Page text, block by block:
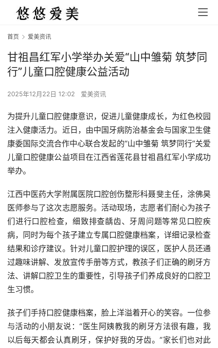
首页 爱美资讯
甘祖昌红军小学举办关爱“山中雏菊 筑梦同
行”儿童口腔健康公益活动
2025年12月22日 12:02 爱美资讯
为提升儿童口腔健康意识，促进儿童健康成长，为红色校园
注入健康活力。近日，由中国牙病防治基金会与国家卫生健
康委国际交流合作中心联合发起的“山中雏菊 筑梦同行”关爱
儿童口腔健康公益项目在江西省莲花县甘祖昌红军小学成功
举办。
江西中医药大学附属医院口腔创伤整形科聂斐主任，涂佛昊
医师参与了这次志愿服务。活动现场，志愿者们耐心为孩子
们进行口腔检查，细致排查龋齿、牙周问题等常见口腔疾
病，同时为每个孩子建立专属口腔健康档案，详细记录检查
结果和诊疗建议。针对儿童口腔护理的误区，医护人员还通
过趣味讲解、发放宣传手册等方式，教孩子们正确的刷牙方
法、讲解口腔卫生的重要性，引导孩子们养成良好的口腔卫
生习惯。
孩子们手持口腔健康档案，脸上洋溢着开心的笑容。一位参
与活动的小朋友说：“医生阿姨教我的刷牙方法很有趣，我
以后每天都会认真刷牙，保护好我的牙齿。”家长们也对此